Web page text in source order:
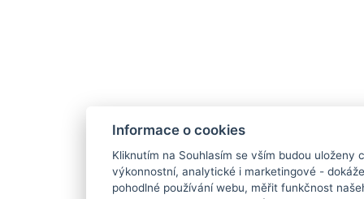
Informace o cookies
Kliknutím na Souhlasím se vším budou uloženy
výkonnostní, analytické i marketingové -
pohodlné používání webu, měřit funkčnost